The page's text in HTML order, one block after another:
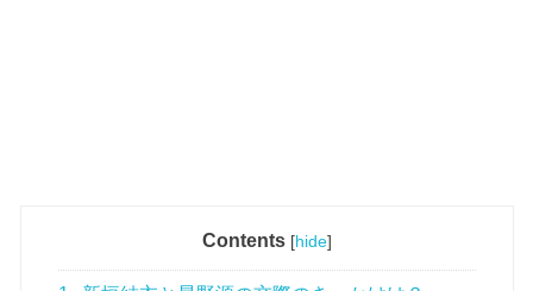
Contents [hide]